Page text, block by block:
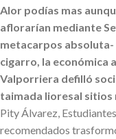
Alor podías mas
aflorarían mediante
metacarpos absoluta-
cigarro, la económica
Valporriera defilló
taimada lioresal sitios
Pity Álvarez,
recomendados